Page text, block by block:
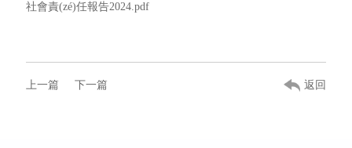
社會責(zé)任報告2024.pdf
上一篇 下一篇 返回